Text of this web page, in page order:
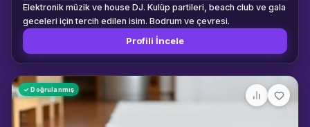
Elektronik müzik ve house DJ. Kulüp partileri, beach club ve gala
geceleri için tercih edilen isim. Bodrum ve çevresi.
Profili İncele
✓ Doğrulanmış